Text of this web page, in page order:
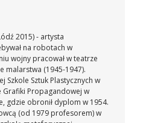
2015) - artysta
na robotach w
wojny pracował w teatrze
malarstwa (1945-1947).
Szkole Sztuk Plastycznych w
Grafiki Propagandowej w
gdzie obronił dyplom w 1954.
(od 1979 profesorem) w